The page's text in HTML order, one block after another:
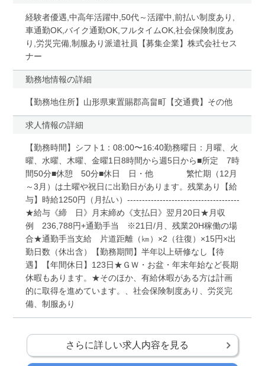
経験者優遇,中高年活躍中,50代～活躍中,前払い制度あり,
車通勤OK,バイク通勤OK,フルタイムOK,社会保険制度あ
り,労災完備,制服あり派遣社員【募集企業】株式会社セス
ナー
勤務地情報の詳細
【勤務地住所】山形県東置賜郡高畠町【交通費】その他
求人情報の詳細
【勤務時間】シフト1：08:00〜16:40勤務曜日：月曜、火
曜、水曜、木曜、金曜1日8時間から週5日から■所定 7時
間50分■休憩 50分■休日 日・他 繁忙期（12月
～3月）は土曜や祝日に出勤日があります。残業あり【給
与】時給1250円（月払い）--------------------------------------
★給与《締 日》月末締め《支払日》翌月20日★月収
例 236,788円+通勤手当 ※21日/月、残業20H稼働の場
合★通勤手当支給 片道距離（㎞）×2（往復）×15円×出
勤日数（休出含）【勤務期間】半年以上研修なし【待
遇】【年間休日】123日★ＧＷ・お盆・年末年始など長期
休暇もあります。★そのほか、有給休暇がある方は計画
的に取得を進めています。、社会保険制度あり、労災完
備、制服あり
さらに詳しい求人内容を見る